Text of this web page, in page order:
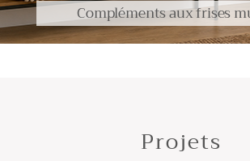
Compléments aux frises
Projets